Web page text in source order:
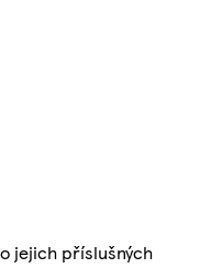
jejich příslušných